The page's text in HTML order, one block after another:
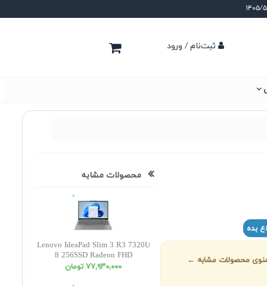
ثبت‌نام / ورود
بده
منوی محصولات مشابه ←
محصولات مشابه
Lenovo IdeaPad Slim 3 R3 7320U
8 256SSD Radeon FHD
٧٧,٩٣٠,٠٠٠ تومان